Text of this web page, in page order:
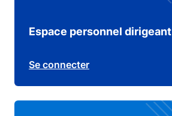
Espace personnel dirigeant
Se connecter